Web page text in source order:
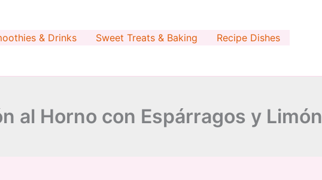
& Drinks Sweet Treats & Baking Recipe Dishes
al Horno con Espárragos y Limón